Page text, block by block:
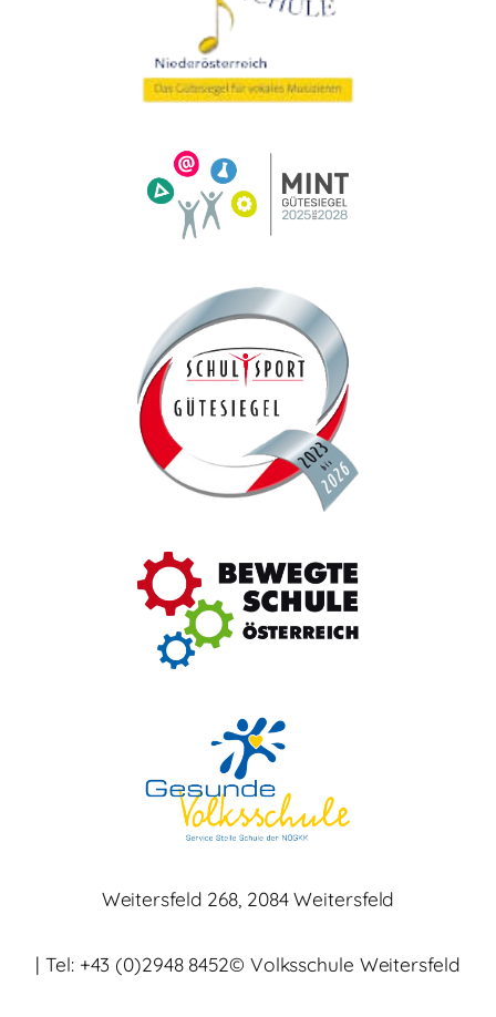
Weitersfeld 268, 2084 Weitersfeld
| Tel: +43 (0)2948 8452© Volksschule Weitersfeld